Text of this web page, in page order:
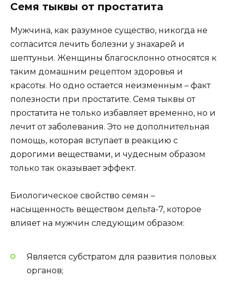
Семя тыквы от простатита
Мужчина, как разумное существо, никогда не
согласится лечить болезни у знахарей и
шептуньи. Женщины благосклонно относятся к
таким домашним рецептом здоровья и
красоты. Но одно остается неизменным – факт
полезности при простатите. Семя тыквы от
простатита не только избавляет временно, но и
лечит от заболевания. Это не дополнительная
помощь, которая вступает в реакцию с
дорогими веществами, и чудесным образом
только так оказывает эффект.
Биологическое свойство семян –
насыщенность веществом дельта-7, которое
влияет на мужчин следующим образом:
Является субстратом для развития половых
органов;